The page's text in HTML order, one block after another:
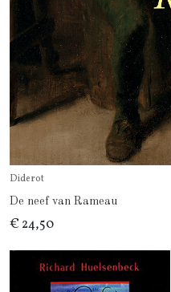
Diderot
De neef van Rameau
€ 24,50